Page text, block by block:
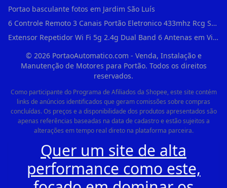
Portao basculante fotos em Jardim São Luís
6 Controle Remoto 3 Canais Portão Eletronico 433mhz Rcg Seg Garen Ppa em Vila Clementino
Extensor Repetidor Wi Fi 5g 2.4g Dual Band 6 Antenas em Vila Sônia
© 2026PortaoAutomatico.com - Venda, Instalação e
Manutenção de Motores para Portão. Todos os direitos
reservados.
Como participante do Programa de Afiliados da Shopee, este site contém
links de anúncios identificados que geram comissões sobre compras
concluídas. Os preços e a disponibilidade dos produtos apresentados são
apenas referências baseadas na data de cadastro e estão sujeitos a
alterações em tempo real direto na plataforma parceira.
Quer um site de alta
performance como este,